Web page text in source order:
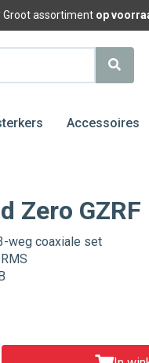
Groot assortiment op
Accessoires
Zero GZRF
weg coaxiale set